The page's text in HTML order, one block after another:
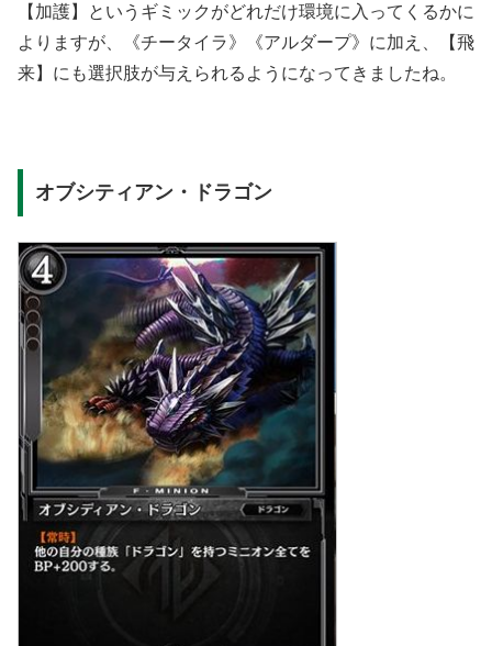
【加護】というギミックがどれだけ環境に入ってくるかに
よりますが、《チータイラ》《アルダープ》に加え、【飛
来】にも選択肢が与えられるようになってきましたね。
オブシティアン・ドラゴン